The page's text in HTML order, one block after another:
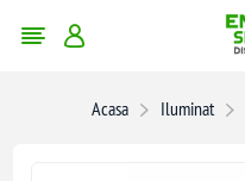
Acasa Iluminat